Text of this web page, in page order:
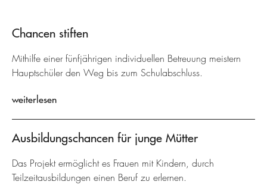
Chancen stiften
Mithilfe einer fünfjährigen individuellen Betreuung meistern
Hauptschüler den Weg bis zum Schulabschluss.
weiterlesen
Ausbildungschancen für junge Mütter
Das Projekt ermöglicht es Frauen mit Kindern, durch
Teilzeitausbildungen einen Beruf zu erlernen.